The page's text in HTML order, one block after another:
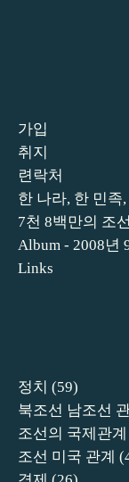
정치 (59)
북조선 남조선
조선의 국제관계
조선 미국 관계
가입
취지
련락처
한 나라, 한 민족
7천 8백만의 조
Album - 2008년
Links